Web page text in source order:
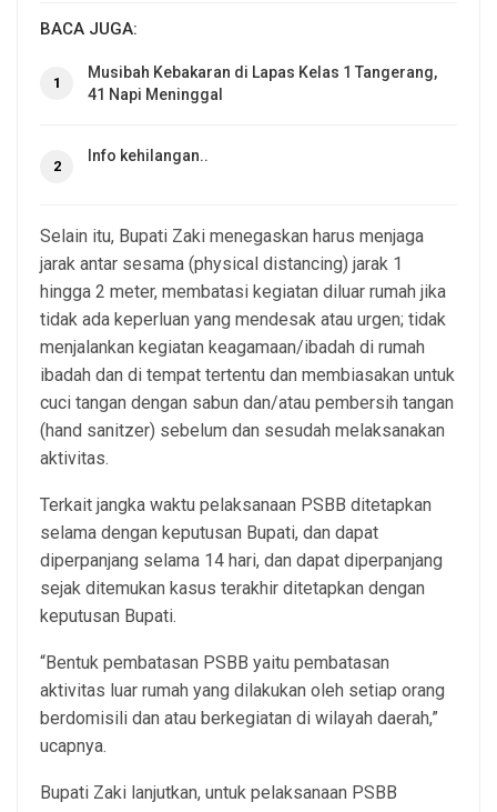
BACA JUGA:
1
Musibah Kebakaran di Lapas Kelas 1 Tangerang,
41 Napi Meninggal
2
Info kehilangan..
Selain itu, Bupati Zaki menegaskan harus menjaga
jarak antar sesama (physical distancing) jarak 1
hingga 2 meter, membatasi kegiatan diluar rumah jika
tidak ada keperluan yang mendesak atau urgen; tidak
menjalankan kegiatan keagamaan/ibadah di rumah
ibadah dan di tempat tertentu dan membiasakan untuk
cuci tangan dengan sabun dan/atau pembersih tangan
(hand sanitzer) sebelum dan sesudah melaksanakan
aktivitas.
Terkait jangka waktu pelaksanaan PSBB ditetapkan
selama dengan keputusan Bupati, dan dapat
diperpanjang selama 14 hari, dan dapat diperpanjang
sejak ditemukan kasus terakhir ditetapkan dengan
keputusan Bupati.
“Bentuk pembatasan PSBB yaitu pembatasan
aktivitas luar rumah yang dilakukan oleh setiap orang
berdomisili dan atau berkegiatan di wilayah daerah,”
ucapnya.
Bupati Zaki lanjutkan, untuk pelaksanaan PSBB